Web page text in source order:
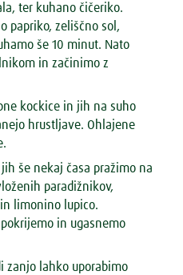
ter kuhano čičeriko.
papriko, zeliščno sol,
še 10 minut. Nato
in začinimo z
kockice in jih na suho
hrustljave. Ohlajene
še nekaj časa pražimo na
paradižnikov,
limonino lupico.
in ugasnemo
zanjo lahko uporabimo